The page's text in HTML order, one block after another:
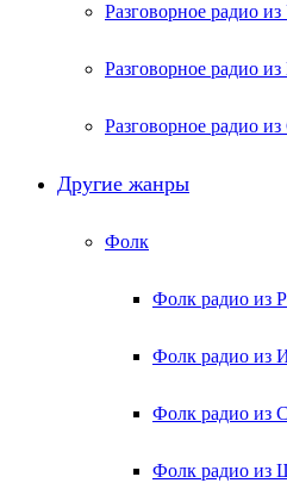
Разговорное радио
Разговорное радио из
Разговорное радио
Другие жанры
Фолк
Фолк радио из
Фолк радио из
Фолк радио из
Фолк радио из